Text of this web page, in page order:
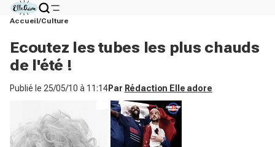
Accueil Culture
Ecoutez les tubes les plus chauds
de l'été !
Publié le 25/05/10 à 11:14Par Rédaction Elle adore